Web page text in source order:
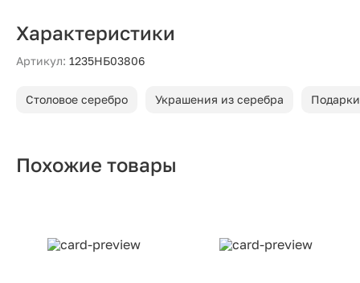
Характеристики
Артикул: 1235НБ03806
Столовое серебро Украшения из серебра
Похожие товары